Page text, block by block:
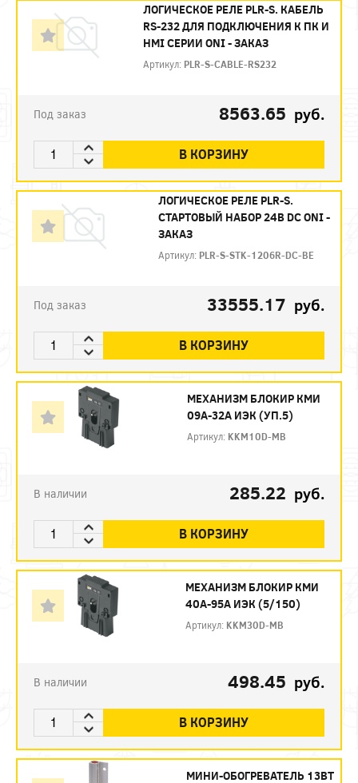
ЛОГИЧЕСКОЕ РЕЛЕ PLR-S. КАБЕЛЬ
RS-232 ДЛЯ ПОДКЛЮЧЕНИЯ К ПК И
HMI СЕРИИ ONI - ЗАКАЗ
Артикул: PLR-S-CABLE-RS232
Под заказ 8563.65 руб.
В КОРЗИНУ
ЛОГИЧЕСКОЕ РЕЛЕ PLR-S.
СТАРТОВЫЙ НАБОР 24В DC ONI -
ЗАКАЗ
Артикул: PLR-S-STK-1206R-DC-BE
Под заказ 33555.17 руб.
В КОРЗИНУ
МЕХАНИЗМ БЛОКИР КМИ
09А-32А ИЭК (УП.5)
Артикул: KKM10D-MB
В наличии 285.22 руб.
В КОРЗИНУ
МЕХАНИЗМ БЛОКИР КМИ
40А-95А ИЭК (5/150)
Артикул: KKM30D-MB
В наличии 498.45 руб.
В КОРЗИНУ
МИНИ-ОБОГРЕВАТЕЛЬ 13ВТ